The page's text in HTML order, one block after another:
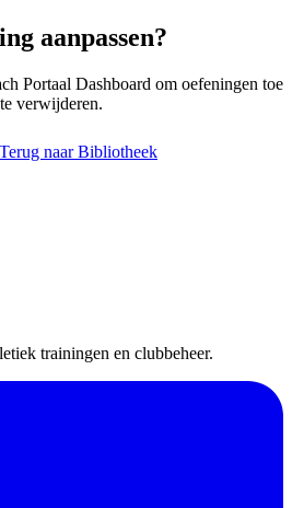
aanpassen?
Portaal Dashboard om oefeningen toe
verwijderen.
Terug naar Bibliotheek
trainingen en clubbeheer.